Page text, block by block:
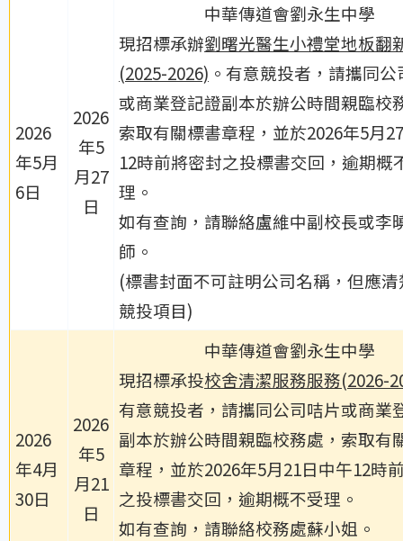
2026
年5月
6日
2026
年5
月27
日
中華傳道會劉永生中學
現招標承辦劉曙光醫生小禮堂地板翻
(2025-2026) 。有意競投者，請攜同
或商業登記證副本於辦公時間親臨校
索取有關標書章程，並於2026年5月
12時前將密封之投標書交回，逾期概
理。
如有查詢，請聯絡盧維中副校長或李
師。
(標書封面不可註明公司名稱，但應
競投項目)
2026
年4月
30日
2026
年5
月21
日
中華傳道會劉永生中學
現招標承投校舍清潔服務服務(2026-
有意競投者，請攜同公司咭片或商業
副本於辦公時間親臨校務處，索取有
章程，並於2026年5月21日中午12時
之投標書交回，逾期概不受理。
如有查詢，請聯絡校務處蘇小姐。